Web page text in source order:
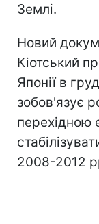
Землі.
Новий
Кіотський
Японії в
зобов'язує
перехідною
2008-2012